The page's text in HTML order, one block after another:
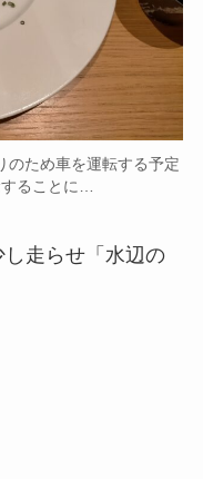
のため車を運転する予定
ることに…
走らせ「 水辺の